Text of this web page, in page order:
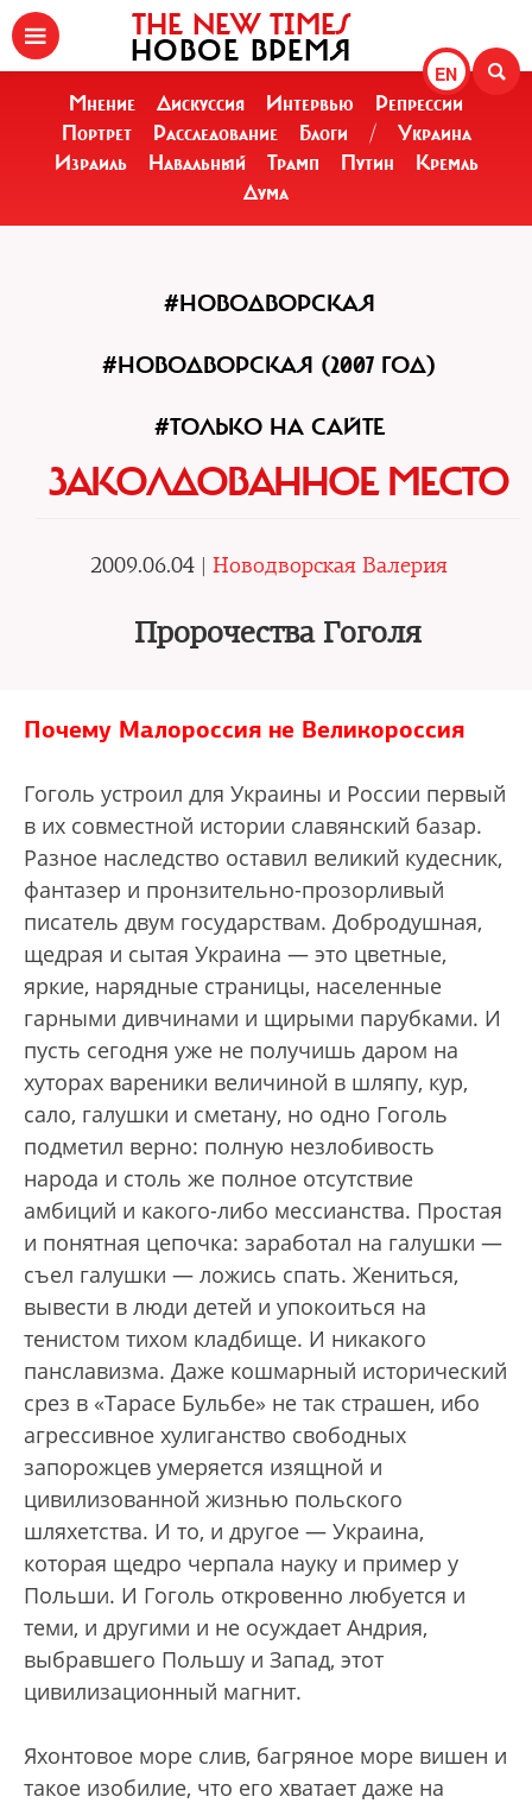
EN
THE NEW TIMES
НОВОЕ ВРЕМЯ
Мнение Дискуссия Интервью
Репрессии
Портрет
Расследование Блоги /
Украина
Израиль
Навальный Трамп Путин
Кремль
Дума
#НОВОДВОРСКАЯ
#НОВОДВОРСКАЯ (2007 ГОД)
#ТОЛЬКО НА САЙТЕ
ЗАКОЛДОВАННОЕ МЕСТО
2009.06.04 | Новодворская Валерия
Пророчества Гоголя
Почему Малороссия не Великороссия
Гоголь устроил для Украины и России первый
в их совместной истории славянский базар.
Разное наследство оставил великий кудесник,
фантазер и пронзительно-прозорливый
писатель двум государствам. Добродушная,
щед­рая и сытая Украина — это цветные,
яркие, нарядные страницы, населенные
гарными дивчинами и щирыми парубками. И
пусть сегодня уже не получишь даром на
хуторах вареники величиной в шляпу, кур,
сало, галушки и сметану, но одно Гоголь
подметил верно: полную незлобивость
народа и столь же полное отсутствие
амбиций и какого-либо мессианства. Простая
и понятная цепочка: заработал на галушки —
съел галушки — ложись спать. Жениться,
вывести в люди детей и упокоиться на
тенистом тихом кладбище. И никакого
панславизма. Даже кошмарный исторический
срез в «Тарасе Бульбе» не так страшен, ибо
агрессивное хулиганство свободных
запорожцев умеряется изящной и
цивилизованной жизнью польского
шляхетства. И то, и другое — Украина,
которая щедро черпала науку и пример у
Польши. И Гоголь откровенно любуется и
теми, и другими и не осуждает Андрия,
выбравшего Польшу и Запад, этот
цивилизационный магнит.
Яхонтовое море слив, багряное море вишен и
такое изобилие, что его хватает даже на